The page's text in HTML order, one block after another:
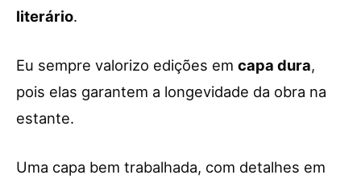
literário.
Eu sempre valorizo edições em capa dura,
pois elas garantem a longevidade da obra na
estante.
Uma capa bem trabalhada, com detalhes em